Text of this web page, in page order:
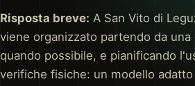
Risposta breve: A San Vito di
viene organizzato partendo da una
quando possibile, e pianificando
verifiche fisiche: un modello